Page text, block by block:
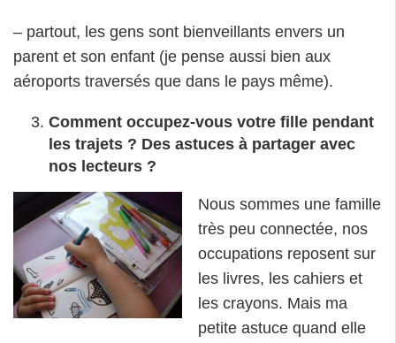
– partout, les gens sont bienveillants envers un
parent et son enfant (je pense aussi bien aux
aéroports traversés que dans le pays même).
Comment occupez-vous votre fille pendant
les trajets ? Des astuces à partager avec
nos lecteurs ?
Nous sommes une famille
très peu connectée, nos
occupations reposent sur
les livres, les cahiers et
les crayons. Mais ma
petite astuce quand elle